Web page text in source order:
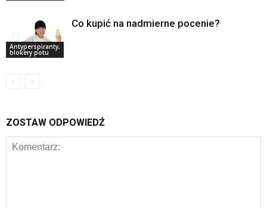
Antyperspiranty,
blokery potu
Co kupić na nadmierne pocenie?
ZOSTAW ODPOWIEDŹ